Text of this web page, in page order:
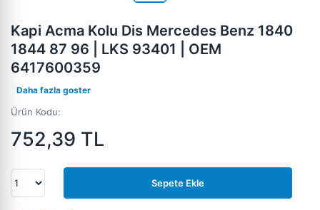
Kapi Acma Kolu Dis Mercedes Benz 1840
1844 87 96 | LKS 93401 | OEM
6417600359
Daha fazla goster
Ürün Kodu:
752,39 TL
Sepete Ekle